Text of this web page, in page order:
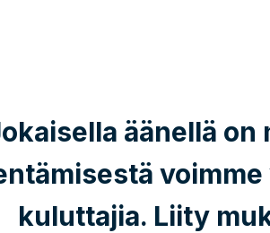
äänellä
kuluttajia. Liity